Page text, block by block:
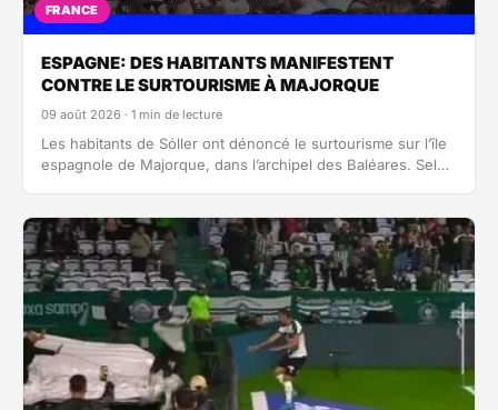
FRANCE
ESPAGNE: DES HABITANTS MANIFESTENT
CONTRE LE SURTOURISME À MAJORQUE
09 août 2026 · 1 min de lecture
Les habitants de Sóller ont dénoncé le surtourisme sur l’île
espagnole de Majorque, dans l’archipel des Baléares. Selon